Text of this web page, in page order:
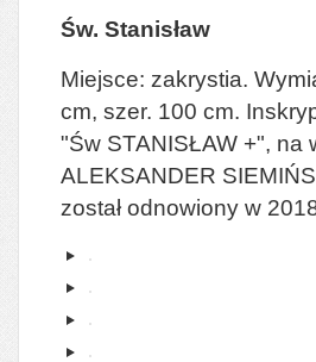
Św. Stanisław
Miejsce: zakrystia.
cm, szer. 100 cm.
"Św STANISŁAW +", na
ALEKSANDER
został odnowiony w